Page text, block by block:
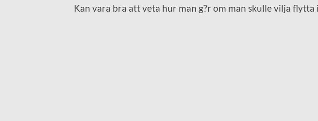
Kan vara bra att veta hur man g?r om man skulle vilja flytta